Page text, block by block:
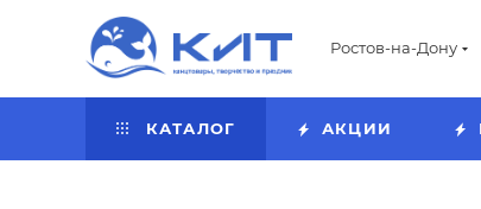
Ростов-на-Дону
КАТАЛОГ АКЦИИ